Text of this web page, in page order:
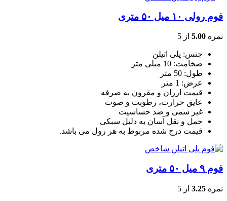
فوم رولی ۱۰ میل ۵۰ متری
نمره 5.00 از 5
جنس: پلی اتیلن
ضخامت: 10 میلی متر
طول: 50 متر
عرض: 1 متر
قیمت ارزان و مقرون به صرفه
عایق حرارت، رطوبت و صوت
غیر سمی و ضد حساسیت
حمل و نقل آسان به دلیل سبکی
قیمت درج شده مربوط به هر رول می باشد.
فوم ۹ میل ۵۰ متری
نمره 3.25 از 5